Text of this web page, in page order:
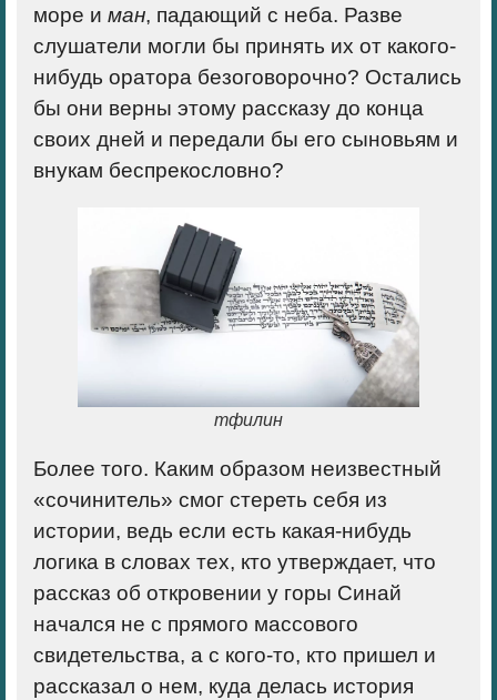
море и ман, падающий с неба. Разве
слушатели могли бы принять их от какого-
нибудь оратора безоговорочно? Остались
бы они верны этому рассказу до конца
своих дней и передали бы его сыновьям и
внукам беспрекословно?
тфилин
Более того. Каким образом неизвестный
«сочинитель» смог стереть себя из
истории, ведь если есть какая-нибудь
логика в словах тех, кто утверждает, что
рассказ об откровении у горы Синай
начался не с прямого массового
свидетельства, а с кого-то, кто пришел и
рассказал о нем, куда делась история